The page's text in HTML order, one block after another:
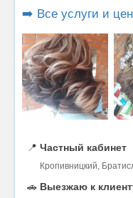
➡️ Все услуги и
📍 Частный кабинет
Кропивницкий,
🚗 Выезжаю к